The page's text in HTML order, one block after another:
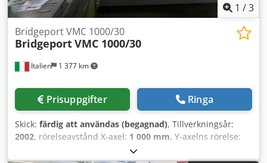
1 /3
Italien 1 377 km
Bridgeport VMC 1000/30
BridgeportVMC 1000/30
Prisuppgifter Ringa
Skick: färdig att användas (begagnad), Tillverkningsår:
2002, rörelseavstånd X-axel: 1 000 mm, Y-axelns rörelse:
, rörelseavstånd Z-axel: